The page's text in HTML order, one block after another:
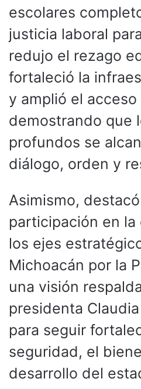
escolares
justicia laboral
redujo el rezago
fortaleció la
y amplió el acceso
demostrando que
profundos se
diálogo, orden y
Asimismo,
participación en
los ejes
Michoacán por la
una visión
presidenta
para seguir
seguridad, el
desarrollo del